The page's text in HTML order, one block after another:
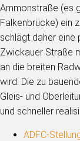
Ammonstraße (es
Falkenbrücke) ein
schlägt daher eine
Zwickauer Straße
an die breiten
wird. Die zu
Gleis- und
und schneller
ADFC-